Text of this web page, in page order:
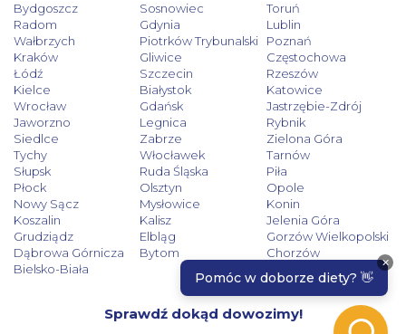
Bydgoszcz Sosnowiec
Toruń
Radom
Gdynia
Lublin
Wałbrzych
Piotrków Trybunalski
Poznań
Kraków
Gliwice
Częstochowa
Łódź
Szczecin
Rzeszów
Kielce
Białystok
Katowice
Wrocław
Gdańsk
Jastrzębie-Zdrój
Jaworzno
Legnica
Rybnik
Siedlce
Zabrze
Zielona Góra
Tychy
Włocławek
Tarnów
Słupsk
Ruda Śląska
Piła
Płock
Olsztyn
Opole
Nowy Sącz
Mysłowice
Konin
Koszalin
Kalisz
Jelenia Góra
Grudziądz
Elbląg
Gorzów Wielkopolski
Dąbrowa Górnicza
Bytom
Chorzów
Bielsko-Biała
Sprawdź dokąd dowozimy!